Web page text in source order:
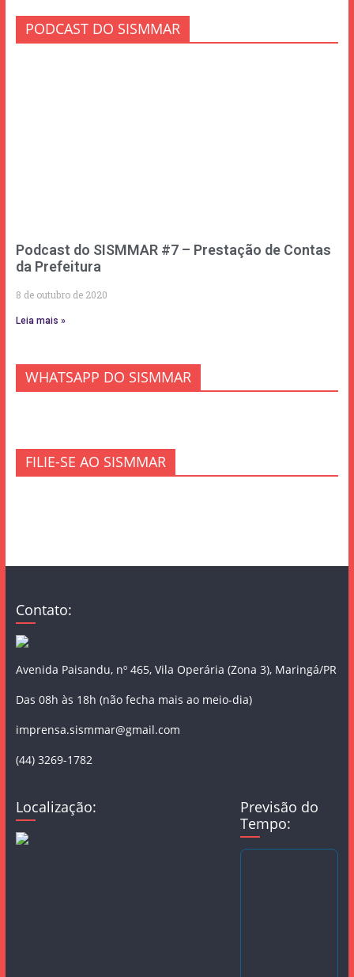
PODCAST DO SISMMAR
Podcast do SISMMAR #7 – Prestação de Contas
da Prefeitura
8 de outubro de 2020
Leia mais »
WHATSAPP DO SISMMAR
FILIE-SE AO SISMMAR
Contato:
Avenida Paisandu, nº 465, Vila Operária (Zona 3), Maringá/PR
Das 08h às 18h (não fecha mais ao meio-dia)
imprensa.sismmar@gmail.com
(44) 3269-1782
Localização:
Previsão do
Tempo: